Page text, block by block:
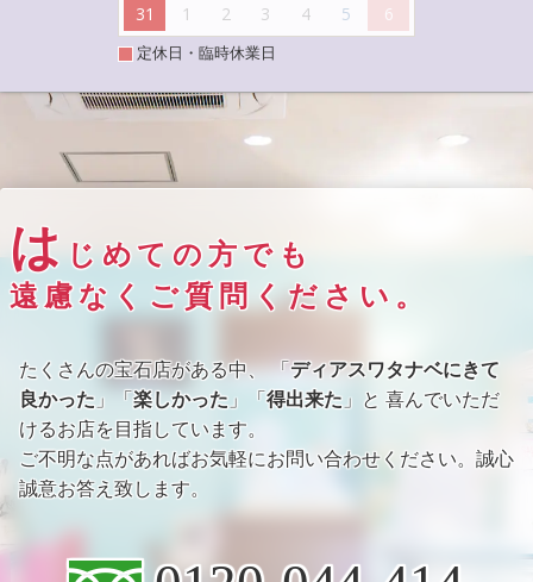
31 1 2 3 4 5 6
定休日・臨時休業日
はじめての方でも
遠慮なくご質問ください。
たくさんの宝石店がある中、 「ディアスワタナベにきて
良かった」「楽しかった 」「得出来た 」と 喜んでいただ
けるお店を目指しています。
ご不明な点があればお気軽にお問い合わせください。誠心
誠意お答え致します。